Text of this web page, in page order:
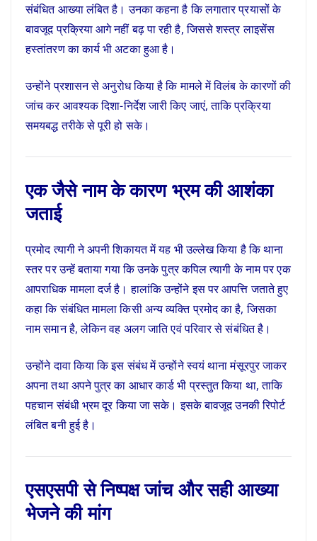
संबंधित आख्या लंबित है। उनका कहना है कि लगातार प्रयासों के
बावजूद प्रक्रिया आगे नहीं बढ़ पा रही है, जिससे शस्त्र लाइसेंस
हस्तांतरण का कार्य भी अटका हुआ है।
उन्होंने प्रशासन से अनुरोध किया है कि मामले में विलंब के कारणों की
जांच कर आवश्यक दिशा-निर्देश जारी किए जाएं, ताकि प्रक्रिया
समयबद्ध तरीके से पूरी हो सके।
एक जैसे नाम के कारण भ्रम की आशंका
जताई
प्रमोद त्यागी ने अपनी शिकायत में यह भी उल्लेख किया है कि थाना
स्तर पर उन्हें बताया गया कि उनके पुत्र कपिल त्यागी के नाम पर एक
आपराधिक मामला दर्ज है। हालांकि उन्होंने इस पर आपत्ति जताते हुए
कहा कि संबंधित मामला किसी अन्य व्यक्ति प्रमोद का है, जिसका
नाम समान है, लेकिन वह अलग जाति एवं परिवार से संबंधित है।
उन्होंने दावा किया कि इस संबंध में उन्होंने स्वयं थाना मंसूरपुर जाकर
अपना तथा अपने पुत्र का आधार कार्ड भी प्रस्तुत किया था, ताकि
पहचान संबंधी भ्रम दूर किया जा सके। इसके बावजूद उनकी रिपोर्ट
लंबित बनी हुई है।
एसएसपी से निष्पक्ष जांच और सही आख्या
भेजने की मांग